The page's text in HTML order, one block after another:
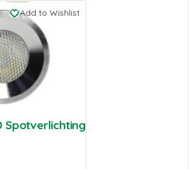
Add to Wishlist
Spotverlichting